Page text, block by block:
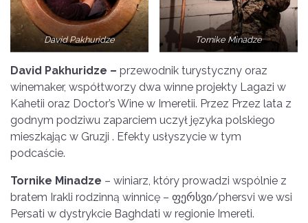
David Pakhuridze Tornike Minadze
David Pakhuridze – przewodnik turystyczny oraz
winemaker, współtworzy dwa winne projekty Lagazi w
Kahetii oraz Doctor’s Wine w Imeretii. Przez Przez lata z
godnym podziwu zaparciem uczył języka polskiego
mieszkając w Gruzji . Efekty usłyszycie w tym
podcaście.
Tornike Minadze – winiarz, który prowadzi wspólnie z
bratem Irakli rodzinną winnicę – ფერსვი/phersvi we wsi
Persati w dystrykcie Baghdati w regionie Imereti.